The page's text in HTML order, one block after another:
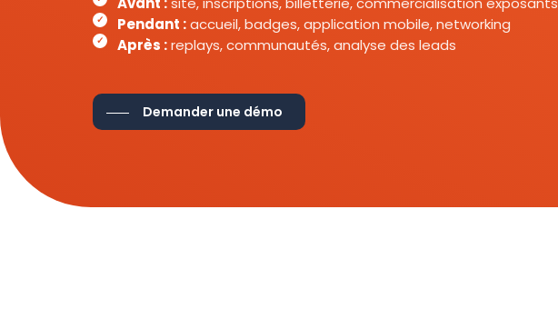
Pendant :accueil, badges, application mobile, networking
Après :replays, communautés, analyse des leads
Demander une démo